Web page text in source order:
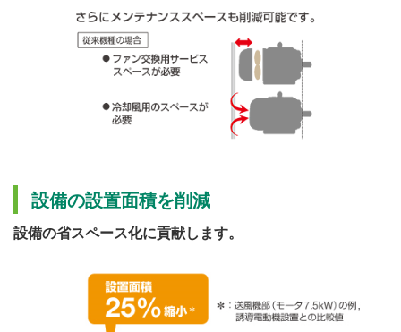
設備の設置面積を削減
設備の省スペース化に貢献します。